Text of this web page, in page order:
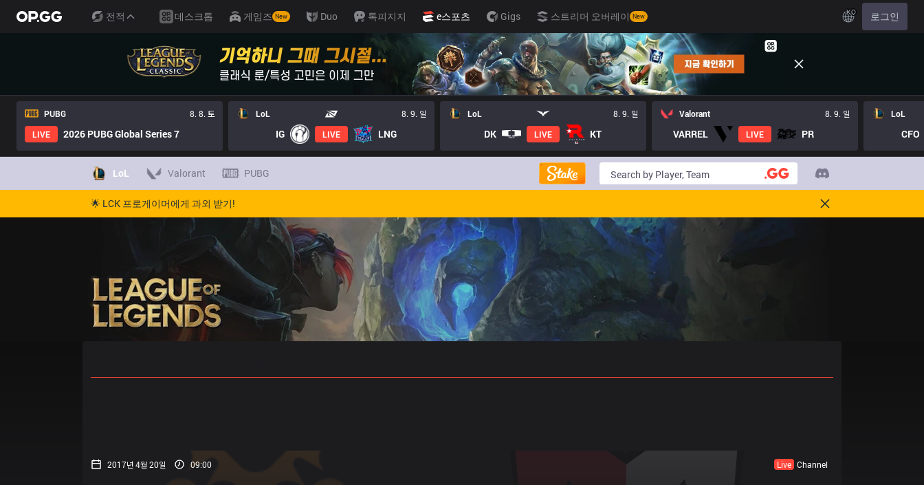
전적 데스크톱 게임즈 New Duo 톡피지지 e스포츠 Gigs 스트리머 오버레이 New KO 로그인
PUBG
8. 8. 토
LIVE
2026 PUBG Global Series 7
LoL 8. 9. 일
IG LIVE LNG
LoL 8. 9. 일
DK LIVE KT
Valorant 8. 9. 일
VARREL LIVE PR
LoL
CFO
LoL Valorant PUBG
🌟 LCK 프로게이머에게 과외 받기!
2017년 4월 20일 09:00 Live Channel